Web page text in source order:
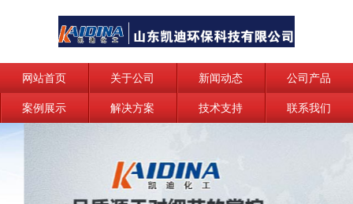
网站首页 关于公司 新闻动态 公司产品
案例展示 解决方案 技术支持 联系我们